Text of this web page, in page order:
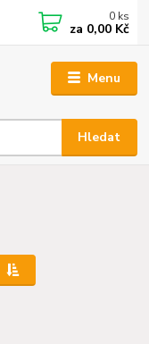
Menu
Hledat
0 ks
za 0,00 Kč